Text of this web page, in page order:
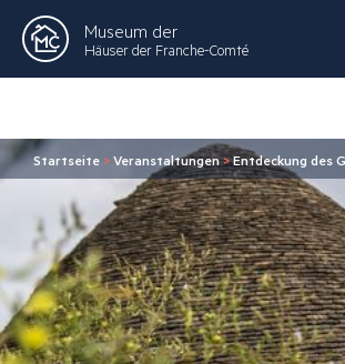
Museum der
Häuser der Franche-Comté
Startseite >Veranstaltungen>Entdeckung des